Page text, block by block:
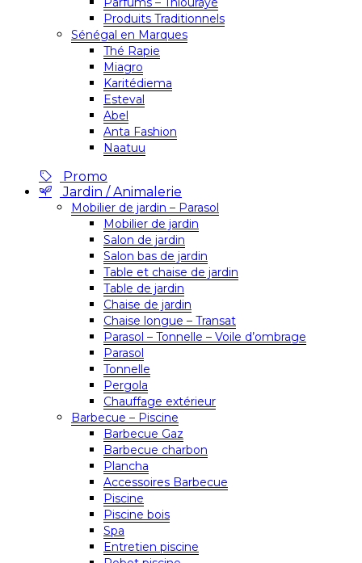
Produits Traditionnels
Sénégal en Marques
Thé Rapie
Miagro
Karitédiema
Esteval
Abel
Anta Fashion
Naatuu
Promo
Jardin / Animalerie
Mobilier de jardin – Parasol
Mobilier de jardin
Salon de jardin
Salon bas de jardin
Table et chaise de jardin
Table de jardin
Chaise de jardin
Chaise longue – Transat
Parasol – Tonnelle – Voile d’ombrage
Parasol
Tonnelle
Pergola
Chauffage extérieur
Barbecue – Piscine
Barbecue Gaz
Barbecue charbon
Plancha
Accessoires Barbecue
Piscine
Piscine bois
Spa
Entretien piscine